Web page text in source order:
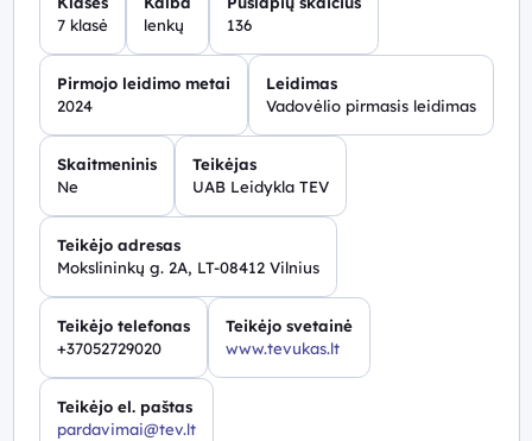
7 klasė
lenkų
136
Pirmojo leidimo metai
2024
Leidimas
Vadovėlio pirmasis leidimas
Skaitmeninis
Ne
Teikėjas
UAB Leidykla TEV
Teikėjo adresas
Mokslininkų g. 2A, LT-08412 Vilnius
Teikėjo telefonas
+37052729020
Teikėjo svetainė
www.tevukas.lt
Teikėjo el. paštas
pardavimai@tev.lt